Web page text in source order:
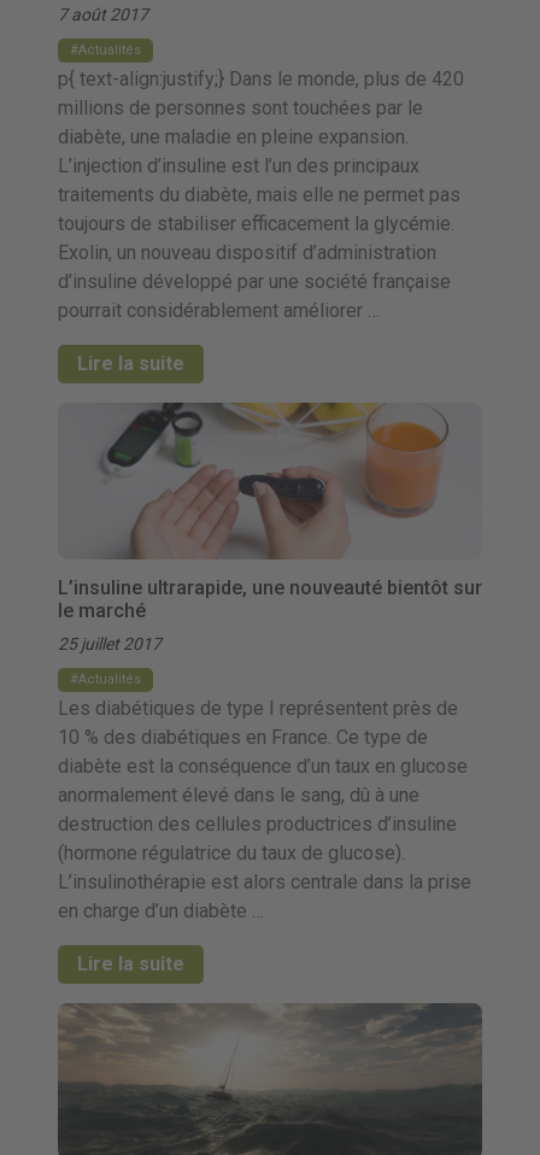
7 août 2017
Actualités
p{ text-align:justify;} Dans le monde, plus de 420
millions de personnes sont touchées par le
diabète, une maladie en pleine expansion.
L’injection d’insuline est l’un des principaux
traitements du diabète, mais elle ne permet pas
toujours de stabiliser efficacement la glycémie.
Exolin, un nouveau dispositif d’administration
d’insuline développé par une société française
pourrait considérablement améliorer …
Lire la suite
L’insuline ultrarapide, une nouveauté bientôt sur
le marché
25 juillet 2017
Actualités
Les diabétiques de type I représentent près de
10 % des diabétiques en France. Ce type de
diabète est la conséquence d’un taux en glucose
anormalement élevé dans le sang, dû à une
destruction des cellules productrices d’insuline
(hormone régulatrice du taux de glucose).
L’insulinothérapie est alors centrale dans la prise
en charge d’un diabète …
Lire la suite